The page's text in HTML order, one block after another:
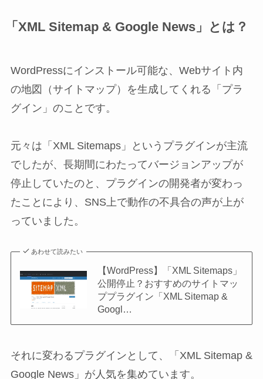
「XML Sitemap & Google News」とは？
WordPressにインストール可能な、Webサイト内
の地図（サイトマップ）を生成してくれる「プラ
グイン」のことです。
元々は「XML Sitemaps」というプラグインが主流
でしたが、長期間にわたってバージョンアップが
停止していたのと、プラグインの開発者が変わっ
たことにより、SNS上で動作の不具合の声が上が
っていました。
あわせて読みたい
【WordPress】「XML Sitemaps」
公開停止？おすすめのサイトマッ
ププラグイン「XML Sitemap &
Googl…
それに変わるプラグインとして、「XML Sitemap &
Google News」が人気を集めています。